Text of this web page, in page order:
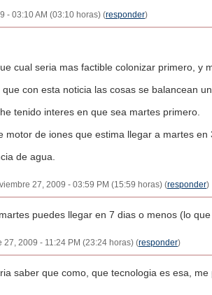
- 03:10 AM (03:10 horas) (responder)
cual seria mas factible colonizar primero, y
con esta noticia las cosas se balancean un
tenido interes en que sea martes primero.
motor de iones que estima llegar a martes en
de agua.
27, 2009 - 03:59 PM (15:59 horas) (responder)
puedes llegar en 7 dias o menos (lo
27, 2009 - 11:24 PM (23:24 horas) (responder)
saber que como, que tecnologia es esa, me